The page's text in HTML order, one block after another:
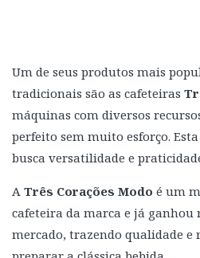
Um de seus produtos mais
tradicionais são as cafeteiras
máquinas com diversos
perfeito sem muito esforço.
busca versatilidade e
A Três Corações Modo é um
cafeteira da marca e já ganhou
mercado, trazendo qualidade e